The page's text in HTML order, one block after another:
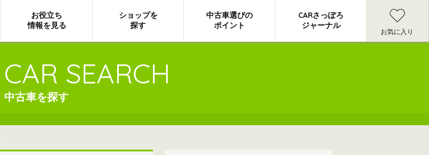
お役立ち
情報を見る
ショップを
探す
中古車選びの
ポイント
CARさっぽろ
ジャーナル
お気に入り
CAR SEARCH
中古車を探す